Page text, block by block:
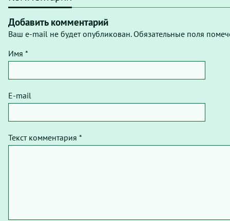
Добавить комментарий
Ваш e-mail не будет опубликован. Обязательные поля
Имя *
E-mail
Текст комментария *